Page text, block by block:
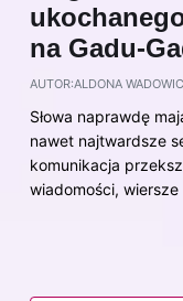
na Gadu-
AUTOR:ALDONA
Słowa naprawdę
nawet najtwardsze
komunikacja
wiadomości, wiersze